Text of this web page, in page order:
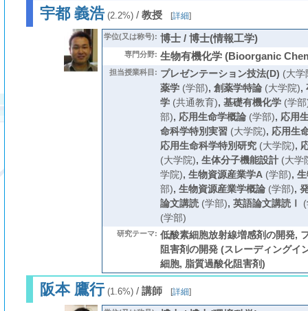
宇都 義浩(2.2%)/ 教授 [詳細]
学位(又は称号): 博士 / 博士(情報工学)
専門分野: 生物有機化学 (Bioorganic
担当授業科目: プレゼンテーション技法(D) (大学
薬学(学部), 創薬学特論(大学院),
学(共通教育), 基礎有機化学(学部
部), 応用生命学概論(学部), 応用
命科学特別実習(大学院), 応用生
応用生命科学特別研究(大学院),
(大学院), 生体分子機能設計(大学
学院), 生物資源産業学A(学部),
部), 生物資源産業学概論(学部),
論文講読(学部), 英語論文講読Ⅰ
(学部)
研究テーマ: 低酸素細胞放射線増感剤の開発,
阻害剤の開発 (スレーディングイ
細胞, 脂質過酸化阻害剤)
阪本 鷹行(1.6%)/ 講師 [詳細]